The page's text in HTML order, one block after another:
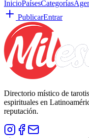
InicioPaísesCategorías
PublicarEntrar
Directorio místico de
espirituales en
reputación.